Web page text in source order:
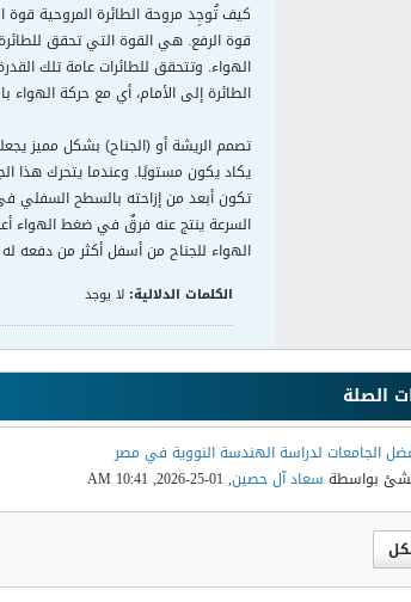
كيف تُوجِد مروحة الطائرة المروحية قوة
قوة الرفع. هي القوة التي تحقق
الهواء. وتتحقق للطائرات عامة تلك
الطائرة إلى الأمام، أي مع حركة الهواء
تصمم الريشة أو (الجناح) بشكل مميز
يكاد يكون مستويًا. وعندما يتحرك هذا
تكون أبعد من إزاحته بالسطح السفلي
السرعة ينتج عنه فرقٌ في ضغط الهواء
الهواء للجناح من أسفل أكثر من دفعه
الكلمات الدلالية: لا يوجد
الصلة
الجامعات لدراسة الهندسة النووية في مصر
بواسطة سعاد آل حصين,
01-25-2026, 10:41 AM